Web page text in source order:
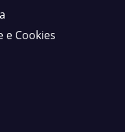
e Cookies